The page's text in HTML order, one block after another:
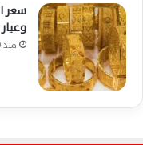
وعيار 21 يقترب من 6000 جنيه
منذ 10 ساعات